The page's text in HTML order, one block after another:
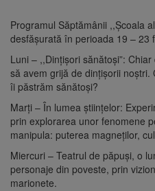
Programul Săptămânii ,,Școala
desfășurată în perioada 19 – 23
Luni – ,,Dințișori sănătoși”:
să avem grijă de dințișorii
îi păstrăm sănătoși?
Marți – În lumea științelor:
prin explorarea unor fenomene
manipula: puterea magneților,
Miercuri – Teatrul de păpuși, o
personaje din poveste, prin
marionete.